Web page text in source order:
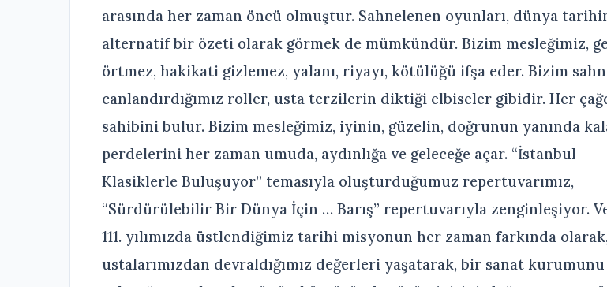
arasında her zaman öncü olmuştur. Sahnelenen oyunları, dünya
alternatif bir özeti olarak görmek de mümkündür. Bizim mesleğimiz,
örtmez, hakikati gizlemez, yalanı, riyayı, kötülüğü ifşa eder. Bizim
canlandırdığımız roller, usta terzilerin diktiği elbiseler gibidir. Her
sahibini bulur. Bizim mesleğimiz, iyinin, güzelin, doğrunun yanında
perdelerini her zaman umuda, aydınlığa ve geleceğe açar. “İstanbul
Klasiklerle Buluşuyor” temasıyla oluşturduğumuz repertuvarımız,
“Sürdürülebilir Bir Dünya İçin … Barış” repertuvarıyla zenginleşiyor.
111. yılımızda üstlendiğimiz tarihi misyonun her zaman farkında olarak,
ustalarımızdan devraldığımız değerleri yaşatarak, bir sanat kurumunu